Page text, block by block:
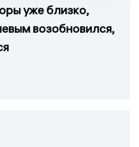
уже близко,
возобновился,